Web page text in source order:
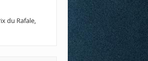
du Rafale,